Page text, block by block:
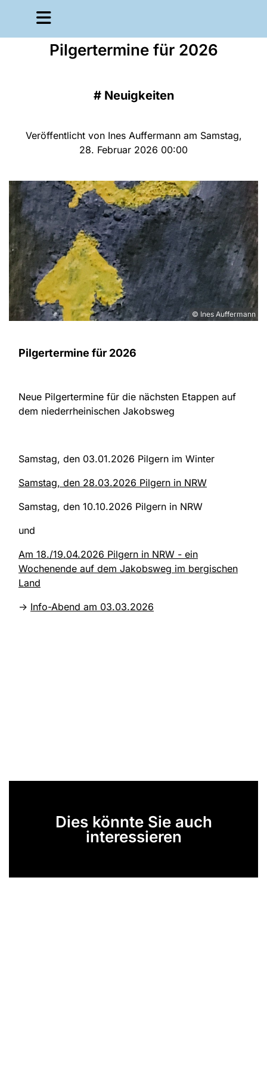
Pilgertermine für 2026
# Neuigkeiten
Veröffentlicht von Ines Auffermann am Samstag,
28. Februar 2026 00:00
© Ines Auffermann
Pilgertermine für 2026
Neue Pilgertermine für die nächsten Etappen auf
dem niederrheinischen Jakobsweg
Samstag, den 03.01.2026 Pilgern im Winter
Samstag, den 28.03.2026 Pilgern in NRW
Samstag, den 10.10.2026 Pilgern in NRW
und
Am 18./19.04.2026 Pilgern in NRW - ein
Wochenende auf dem Jakobsweg im bergischen
Land
-> Info-Abend am 03.03.2026
Dies könnte Sie auch
interessieren